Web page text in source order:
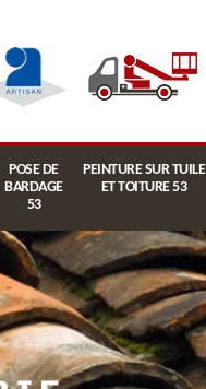
POSE DE
BARDAGE
53
PEINTURE SUR TUILE
ET TOITURE 53